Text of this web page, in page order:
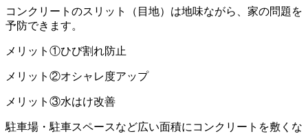
コンクリートのスリット（目地）は地味ながら、家の問題を
予防できます。
メリット①ひび割れ防止
メリット②オシャレ度アップ
メリット③水はけ改善
駐車場・駐車スペースなど広い面積にコンクリートを敷くな